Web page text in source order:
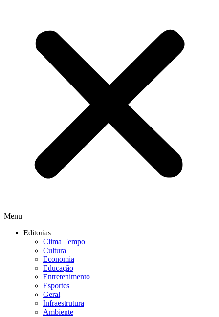
Menu
Editorias
Clima Tempo
Cultura
Economia
Educação
Entretenimento
Esportes
Geral
Infraestrutura
Ambiente